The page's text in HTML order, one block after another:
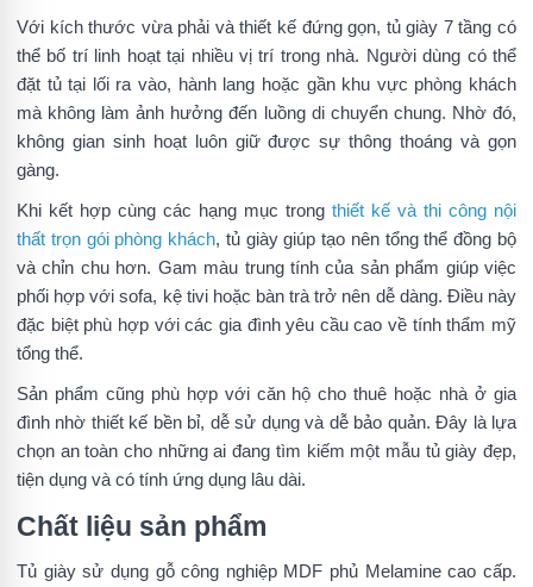
Với kích thước vừa phải và thiết kế đứng gọn, tủ giày 7 tầng có
thể bố trí linh hoạt tại nhiều vị trí trong nhà. Người dùng có thể
đặt tủ tại lối ra vào, hành lang hoặc gần khu vực phòng khách
mà không làm ảnh hưởng đến luồng di chuyển chung. Nhờ đó,
không gian sinh hoạt luôn giữ được sự thông thoáng và gọn
gàng.
Khi kết hợp cùng các hạng mục trong thiết kế và thi công nội
thất trọn gói phòng khách, tủ giày giúp tạo nên tổng thể đồng bộ
và chỉn chu hơn. Gam màu trung tính của sản phẩm giúp việc
phối hợp với sofa, kệ tivi hoặc bàn trà trở nên dễ dàng. Điều này
đặc biệt phù hợp với các gia đình yêu cầu cao về tính thẩm mỹ
tổng thể.
Sản phẩm cũng phù hợp với căn hộ cho thuê hoặc nhà ở gia
đình nhờ thiết kế bền bỉ, dễ sử dụng và dễ bảo quản. Đây là lựa
chọn an toàn cho những ai đang tìm kiếm một mẫu tủ giày đẹp,
tiện dụng và có tính ứng dụng lâu dài.
Chất liệu sản phẩm
Tủ giày sử dụng gỗ công nghiệp MDF phủ Melamine cao cấp.